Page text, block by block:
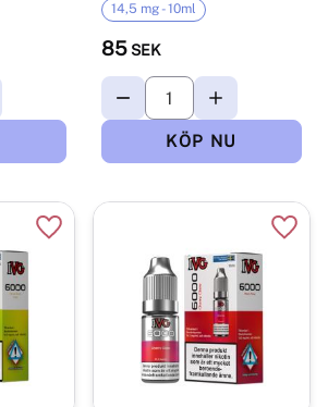
85 SEK
14,5 mg - 10ml
Lägg till i favoriter